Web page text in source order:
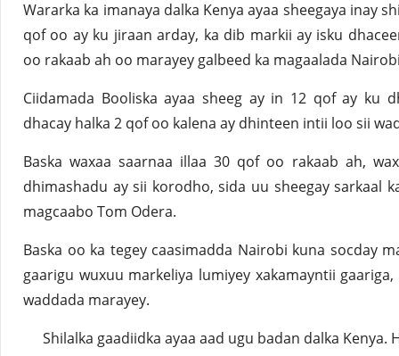
Wararka ka imanaya dalka Kenya ayaa sheegaya inay
qof oo ay ku jiraan arday, ka dib markii ay isku
oo rakaab ah oo marayey galbeed ka magaalada
Ciidamada Booliska ayaa sheeg ay in 12 qof ay ku
dhacay halka 2 qof oo kalena ay dhinteen intii loo sii
Baska waxaa saarnaa illaa 30 qof oo rakaab ah,
dhimashadu ay sii korodho, sida uu sheegay sarkaal
magcaabo Tom Odera.
Baska oo ka tegey caasimadda Nairobi kuna socday
gaarigu wuxuu markeliya lumiyey xakamayntii
waddada marayey.
Shilalka gaadiidka ayaa aad ugu badan dalka Kenya.